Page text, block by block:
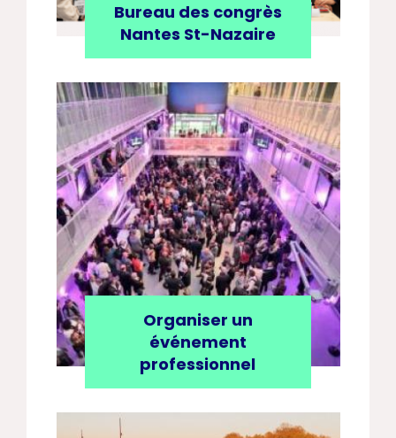
Bureau des congrès
Nantes St-Nazaire
Organiser un
événement
professionnel